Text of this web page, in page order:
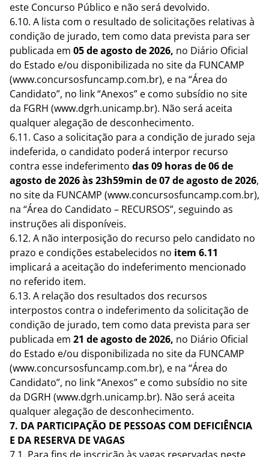
este Concurso Público e não será devolvido.
6.10. A lista com o resultado de solicitações relativas à
condição de jurado, tem como data prevista para ser
publicada em 05 de agosto de 2026, no Diário Oficial
do Estado e/ou disponibilizada no site da FUNCAMP
(www.concursosfuncamp.com.br), e na “Área do
Candidato”, no link “Anexos” e como subsídio no site
da FGRH (www.dgrh.unicamp.br). Não será aceita
qualquer alegação de desconhecimento.
6.11. Caso a solicitação para a condição de jurado seja
indeferida, o candidato poderá interpor recurso
contra esse indeferimento das09 horas de 06 de
agosto de 2026 às 23h59min de 07 de agosto de 2026,
no site da FUNCAMP (www.concursosfuncamp.com.br),
na “Área do Candidato – RECURSOS”, seguindo as
instruções ali disponíveis.
6.12. A não interposição do recurso pelo candidato no
prazo e condições estabelecidos no item 6.11
implicará a aceitação do indeferimento mencionado
no referido item.
6.13. A relação dos resultados dos recursos
interpostos contra o indeferimento da solicitação de
condição de jurado, tem como data prevista para ser
publicada em 21 de agosto de 2026, no Diário Oficial
do Estado e/ou disponibilizada no site da FUNCAMP
(www.concursosfuncamp.com.br), e na “Área do
Candidato”, no link “Anexos” e como subsídio no site
da DGRH (www.dgrh.unicamp.br). Não será aceita
qualquer alegação de desconhecimento.
7. DA PARTICIPAÇÃO DE PESSOAS COM DEFICIÊNCIA
E DA RESERVA DE VAGAS